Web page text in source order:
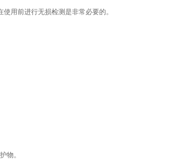
用前进行无损检测是非常必要的。
物。